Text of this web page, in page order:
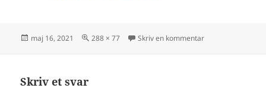
Udgivet
maj 16, 2021
Fuld
288 × 77 Skriv en kommentartil
Skriv et svar